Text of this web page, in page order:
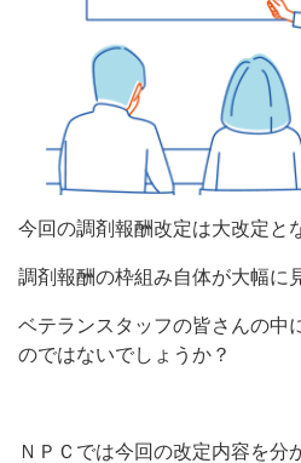
今回の調剤報酬改定は大改定と
調剤報酬の枠組み自体が大幅に
ベテランスタッフの皆さんの中
のではないでしょうか？
ＮＰＣでは今回の改定内容を分